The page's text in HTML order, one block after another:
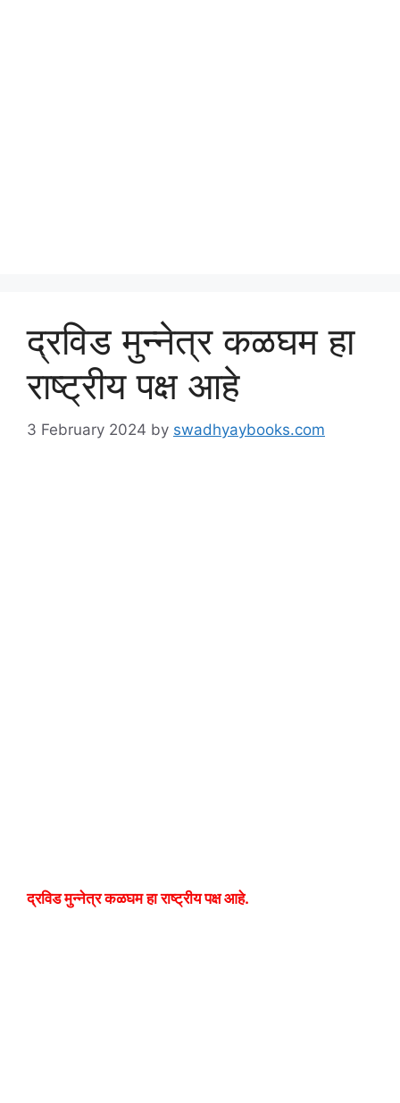
द्रविड मुन्नेत्र कळघम हा
राष्ट्रीय पक्ष आहे
3 February 2024 by swadhyaybooks.com
द्रविड मुन्नेत्र कळघम हा राष्ट्रीय पक्ष आहे.